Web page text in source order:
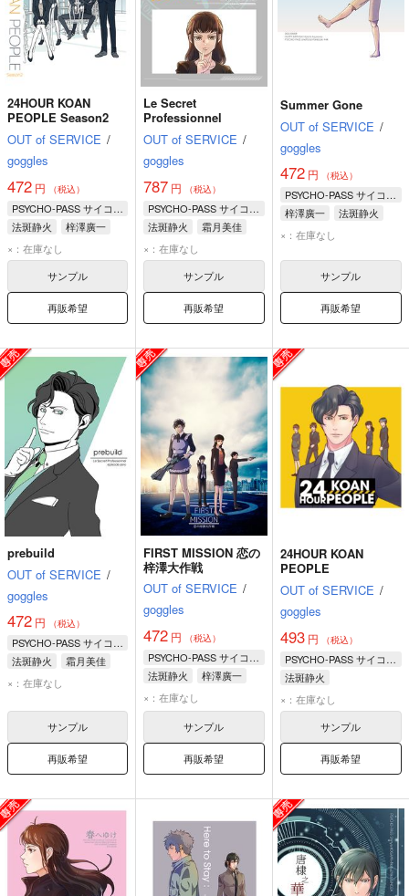
24HOUR KOAN
PEOPLE Season2
OUT of SERVICE /
goggles
472 円 （税込）
PSYCHO-PASS サイコパス
法斑静火
梓澤廣一
霜月美佳
×：在庫なし
サンプル
再販希望
Le Secret
Professionnel
OUT of SERVICE /
goggles
787 円 （税込）
PSYCHO-PASS サイコパス
法斑静火
霜月美佳
×：在庫なし
サンプル
再販希望
Summer Gone
OUT of SERVICE /
goggles
472円 （税込）
PSYCHO-PASS サイコパス
梓澤廣一
法斑静火
×：在庫なし
サンプル
再販希望
prebuild
OUT of SERVICE /
goggles
472 円 （税込）
PSYCHO-PASS サイコパス
法斑静火
霜月美佳
×：在庫なし
サンプル
再販希望
FIRST MISSION 恋の
梓澤大作戦
OUT of SERVICE /
goggles
472 円 （税込）
PSYCHO-PASS サイコパス
法斑静火
梓澤廣一
×：在庫なし
サンプル
再販希望
24HOUR KOAN
PEOPLE
OUT of SERVICE /
goggles
493円 （税込）
PSYCHO-PASS サイコパス
法斑静火
×：在庫なし
サンプル
再販希望